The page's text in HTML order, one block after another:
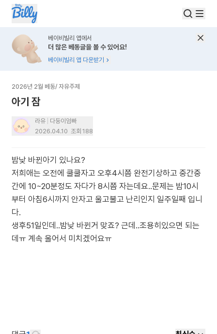
베이비빌리 앱에서
더 많은 베동글을 볼 수 있어요!
베이비빌리 앱 다운받기
2026년 2월 베동/ 자유주제
아기 잠
라유
다둥이엄빠
2026.04.10 조회 188
밤낮 바뀐아기 있나요?
저희애는 오전에 쿨쿨자고 오후4시쯤 완전기상하고 중간중
간에 10~20분정도 자다가 8시쯤 자는데요..문제는 밤10시
부터 아침6시까지 안자고 울고불고 난리인지 일주일째 입니
다.
생후51일인데..밤낮 바뀐거 맞죠? 근데..조용히있으면 되는
데ㅠ 계속 울어서 미치겠어요ㅠ